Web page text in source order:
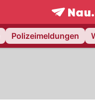
frontpage.
Polizeimeldungen